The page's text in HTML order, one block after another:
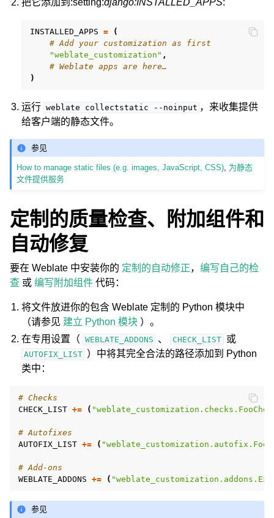
把它添加到:setting:django:INSTALLED_APPS:
INSTALLED_APPS =
(
# Add your customization as first
"weblate_customization" ,
# Weblate apps are here…
)
运行 weblate collectstatic --noinput ，来收集提供
给客户端的静态文件。
参见
How to manage static files (e.g. images, JavaScript, CSS) 为静态
文件提供服务
定制的质量检查、附加组件和
自动修复
要在 Weblate 中安装你的 定制的自动修正， 编写自己的检
查 或 编写附加组件 代码：
将文件放进你的包含 Weblate 定制的 Python 模块中
（请参见 建立 Python 模块 ）。
在专用设置（ WEBLATE_ADDONS 、 CHECK_LIST 或
AUTOFIX_LIST ）中将其完全合法的路径添加到 Python
类中：
# Checks
CHECK_LIST += (
# Autofixes
AUTOFIX_LIST += (
# Add-ons
WEBLATE_ADDONS += (
参见